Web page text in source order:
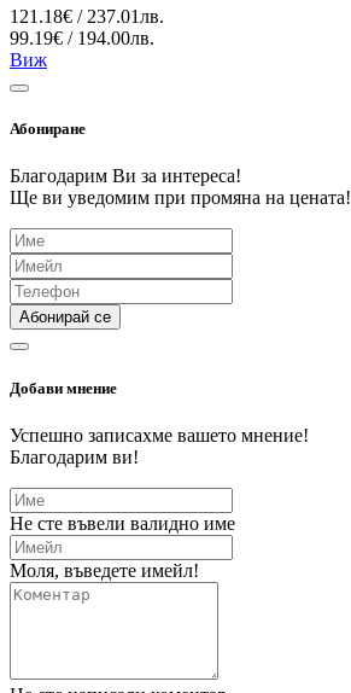
121.18€ / 237.01лв.
99.19€ / 194.00лв.
Виж
Абониране
Благодарим Ви за интереса!
Ще ви уведомим при промяна на цената!
Абонирай се
Добави мнение
Успешно записахме вашето мнение!
Благодарим ви!
Не сте въвели валидно име
Моля, въведете имейл!